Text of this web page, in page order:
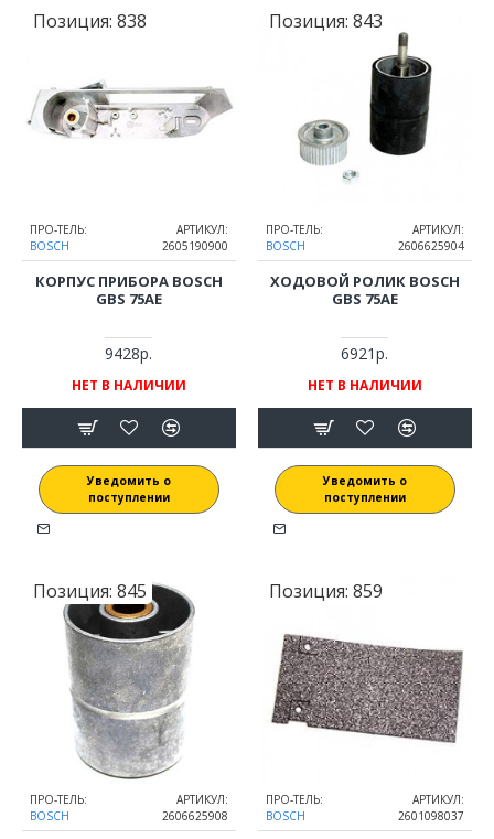
Позиция: 838
ПРО-ТЕЛЬ:
BOSCH
АРТИКУЛ:
2605190900
КОРПУС ПРИБОРА BOSCH
GBS 75AE
9428р.
НЕТ В НАЛИЧИИ
Уведомить о
поступлении
Позиция: 843
ПРО-ТЕЛЬ:
BOSCH
АРТИКУЛ:
2606625904
ХОДОВОЙ РОЛИК BOSCH
GBS 75AE
6921р.
НЕТ В НАЛИЧИИ
Уведомить о
поступлении
Позиция: 845
ПРО-ТЕЛЬ:
BOSCH
АРТИКУЛ:
2606625908
Позиция: 859
ПРО-ТЕЛЬ:
BOSCH
АРТИКУЛ:
2601098037